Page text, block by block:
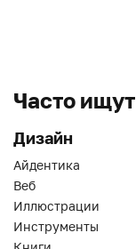
Часто ищут
Дизайн
Айдентика
Веб
Иллюстрации
Инструменты